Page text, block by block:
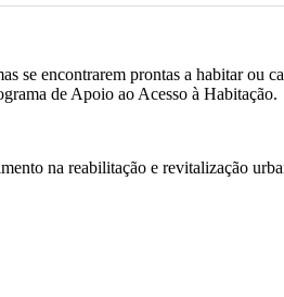
se encontrarem prontas a habitar ou
de Apoio ao Acesso à Habitação.
na reabilitação e revitalização